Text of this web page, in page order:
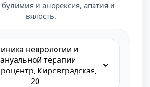
булимия и анорексия, апатия и
вялость.
неврологии и
терапии
Кировградская,
20